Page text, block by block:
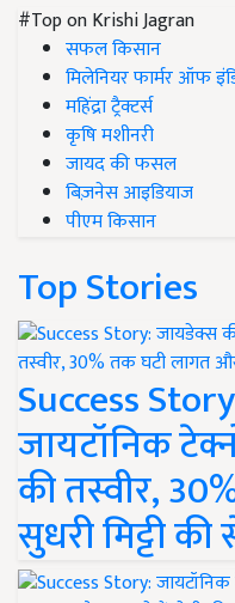
#Top on Krishi Jagran
सफल किसान
मिलेनियर फार्मर ऑफ
महिंद्रा ट्रैक्टर्स
कृषि मशीनरी
जायद की फसल
बिज़नेस आइडियाज
पीएम किसान
Top Stories
Success
जायटॉनिक
की तस्वीर,
सुधरी मिट्टी